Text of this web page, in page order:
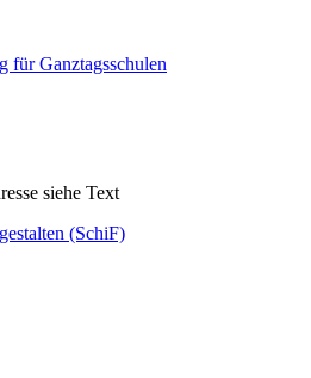
für Ganztagsschulen
(SchiF)